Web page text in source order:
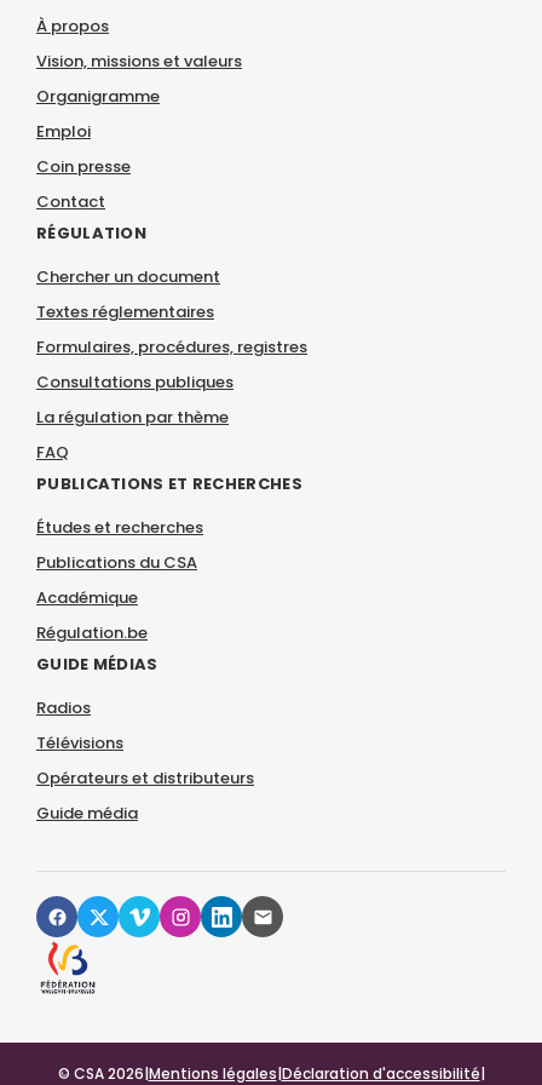
À propos
Vision, missions et valeurs
Organigramme
Emploi
Coin presse
Contact
RÉGULATION
Chercher un document
Textes réglementaires
Formulaires, procédures, registres
Consultations publiques
La régulation par thème
FAQ
PUBLICATIONS ET RECHERCHES
Études et recherches
Publications du CSA
Académique
Régulation.be
GUIDE MÉDIAS
Radios
Télévisions
Opérateurs et distributeurs
Guide média
© CSA 2026|Mentions légales|Déclaration d'accessibilité|